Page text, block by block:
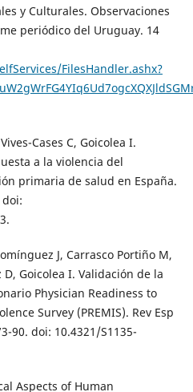
y Culturales. Observaciones
periódico del Uruguay. 14
FilesHandler.ashx?
Cases C, Goicolea I.
a la violencia del
primaria de salud en España.
doi:
J, Carrasco Portiño M,
D, Goicolea I. Validación de la
Physician Readiness to
Survey (PREMIS). Rev Esp
90. doi: 10.4321/S1135-
Aspects of Human